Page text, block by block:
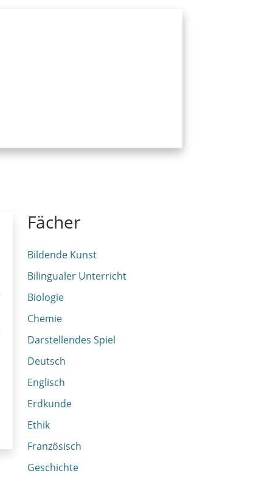
Fächer
Bildende Kunst
Bilingualer Unterricht
Biologie
Chemie
Darstellendes Spiel
Deutsch
Englisch
Erdkunde
Ethik
Französisch
Geschichte